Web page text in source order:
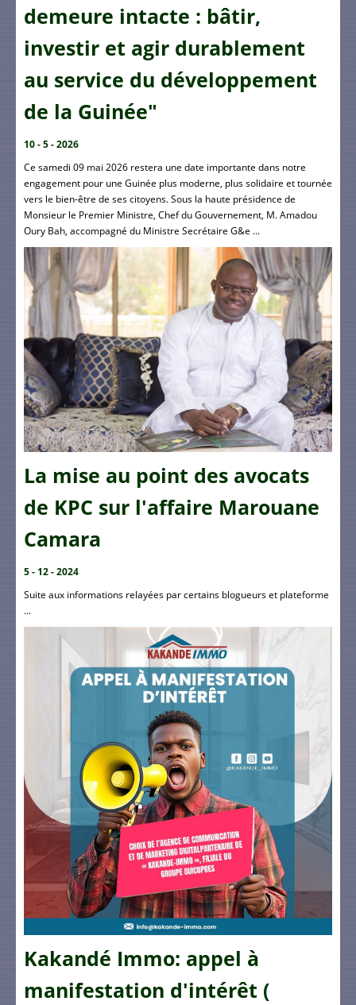
demeure intacte : bâtir,
investir et agir durablement
au service du développement
de la Guinée"
10 - 5 - 2026
Ce samedi 09 mai 2026 restera une date importante dans notre
engagement pour une Guinée plus moderne, plus solidaire et tournée
vers le bien-être de ses citoyens. Sous la haute présidence de
Monsieur le Premier Ministre, Chef du Gouvernement, M. Amadou
Oury Bah, accompagné du Ministre Secrétaire G&e ...
La mise au point des avocats
de KPC sur l'affaire Marouane
Camara
5 - 12 - 2024
Suite aux informations relayées par certains blogueurs et plateforme
...
Kakandé Immo: appel à
manifestation d'intérêt (